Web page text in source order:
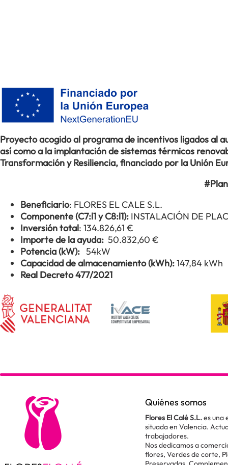
Proyecto acogido al programa de incentivos ligados al
así como a la implantación de sistemas térmicos
Transformación y Resiliencia, financiado por la Unión
Beneficiario: FLORES EL CALE S.L.
Componente (C7:l1 y C8:l1): INSTALACIÓN DE
Inversión total: 134.826,61 €
Importe de la ayuda: 50.832,60 €
Potencia (kW): 54kW
Capacidad de almacenamiento (kWh):147,84 kWh
Real Decreto 477/2021
Quiénes somos
Flores El Calé S.L.es una
situada en Valencia.
trabajadores.
Nos dedicamos a
flores, Verdes de corte,